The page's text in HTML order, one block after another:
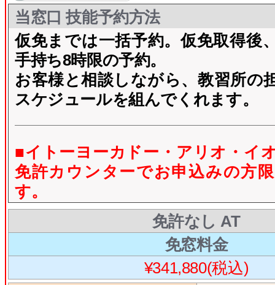
当窓口 技能予約方法
仮免までは一括予約。仮免取得後
手持ち8時限の予約。
お客様と相談しながら、教習所の
スケジュールを組んでくれます。
■イトーヨーカドー・アリオ・イ
免許カウンターでお申込みの方
す。
免許なし AT
免窓料金
¥341,880(税込)